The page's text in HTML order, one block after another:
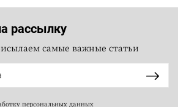
рассылку
самые важные статьи
персональных данных